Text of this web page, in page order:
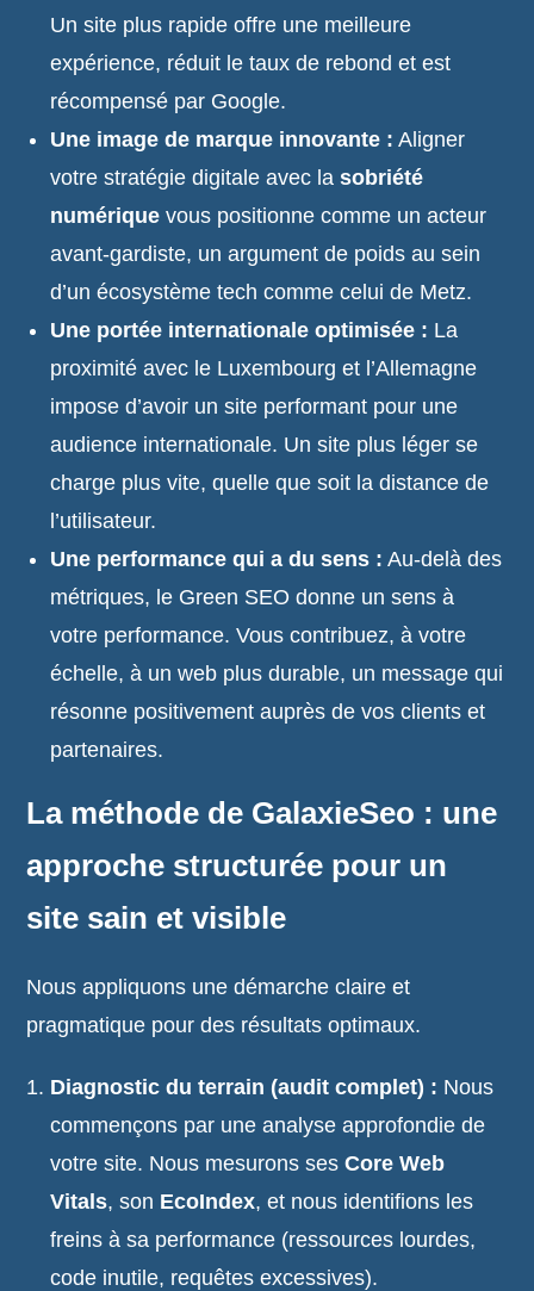
Un site plus rapide offre une meilleure
expérience, réduit le taux de rebond et est
récompensé par Google.
Une image de marque innovante : Aligner
votre stratégie digitale avec lasobriété
numérique vous positionne comme un acteur
avant-gardiste, un argument de poids au sein
d’un écosystème tech comme celui de Metz.
Une portée internationale optimisée : La
proximité avec le Luxembourg et l’Allemagne
impose d’avoir un site performant pour une
audience internationale. Un site plus léger se
charge plus vite, quelle que soit la distance de
l’utilisateur.
Une performance qui a du sens : Au-delà des
métriques, le Green SEO donne un sens à
votre performance. Vous contribuez, à votre
échelle, à un web plus durable, un message qui
résonne positivement auprès de vos clients et
partenaires.
La méthode de GalaxieSeo : une
approche structurée pour un
site sain et visible
Nous appliquons une démarche claire et
pragmatique pour des résultats optimaux.
Diagnostic du terrain (audit complet) : Nous
commençons par une analyse approfondie de
votre site. Nous mesurons sesCore Web
Vitals, son EcoIndex, et nous identifions les
freins à sa performance (ressources lourdes,
code inutile, requêtes excessives).